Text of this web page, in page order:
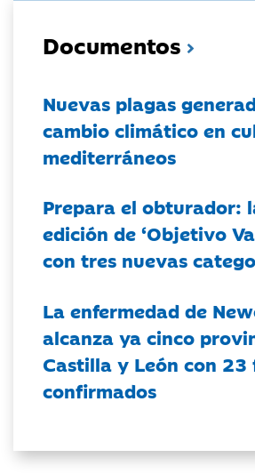
Documentos
Nuevas plagas
cambio climático en
mediterráneos
Prepara el obturador:
edición de ‘Objetivo
con tres nuevas
La enfermedad de
alcanza ya cinco
Castilla y León con 23
confirmados